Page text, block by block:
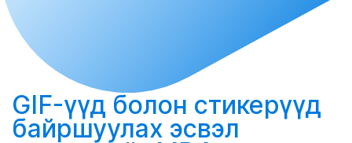
GIF-үүд болон стикерүүд
байршуулах эсвэл